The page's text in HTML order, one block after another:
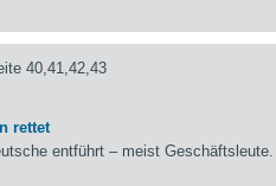
40,41,42,43
rettet
entführt – meist